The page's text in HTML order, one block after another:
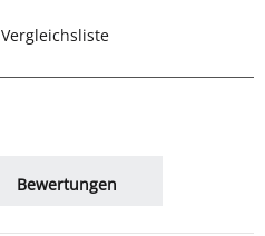
Bewertungen